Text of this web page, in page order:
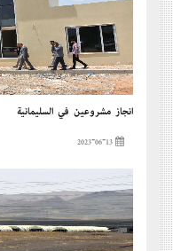
إنجاز مشروعين في السليمانية